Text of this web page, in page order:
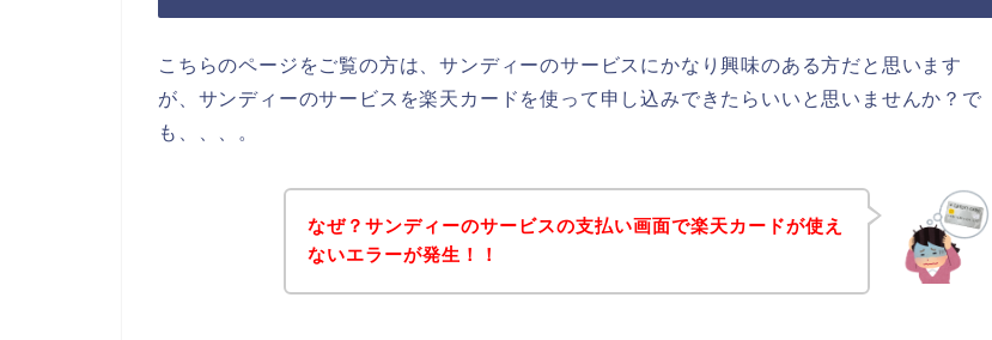
こちらのページをご覧の方は、サンディーのサービスにかなり興味のある方だと思います
が、サンディーのサービスを楽天カードを使って申し込みできたらいいと思いませんか？で
も、、、。
なぜ？サンディーのサービスの支払い画面で楽天カードが使え
ないエラーが発生！！